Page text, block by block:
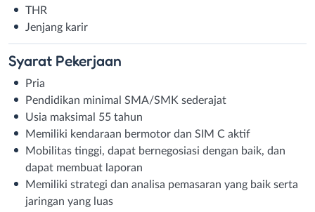
THR
Jenjang karir
Syarat Pekerjaan
Pria
Pendidikan minimal SMA/SMK sederajat
Usia maksimal 55 tahun
Memiliki kendaraan bermotor dan SIM C aktif
Mobilitas tinggi, dapat bernegosiasi dengan baik, dan
dapat membuat laporan
Memiliki strategi dan analisa pemasaran yang baik serta
jaringan yang luas